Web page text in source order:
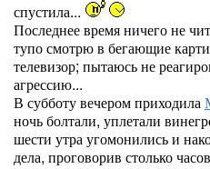
спустила...
Последнее время ничего не
тупо смотрю в бегающие
телевизор; пытаюсь не
агрессию...
В субботу вечером приходила
ночь болтали, уплетали
шести утра угомонились и
дела, проговорив столько